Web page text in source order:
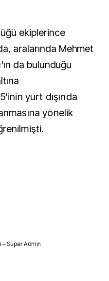
ekiplerince
aralarında Mehmet
da bulunduğu
yurt dışında
yönelik
Süper Admin